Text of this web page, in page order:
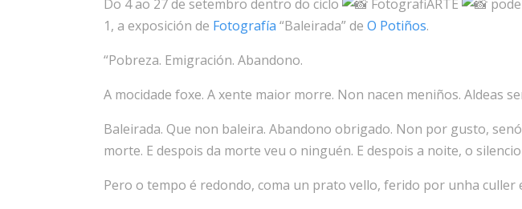
Do 4 ao 27 de setembro dentro do ciclo FotografiARTE
1, a exposición de Fotografía “Baleirada” deO Potiños.
“Pobreza. Emigración. Abandono.
A mocidade foxe. A xente maior morre. Non nacen meniños. Aldeas
Baleirada. Que non baleira. Abandono obrigado. Non por gusto,
morte. E despois da morte veu o ninguén. E despois a noite, o
Pero o tempo é redondo, coma un prato vello, ferido por unha culler